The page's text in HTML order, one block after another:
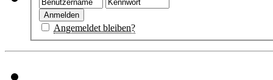
Angemeldet bleiben?